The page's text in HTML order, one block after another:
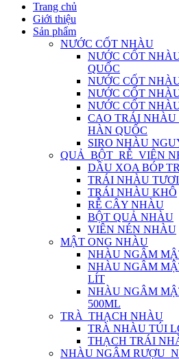
Trang chủ
Giới thiệu
Sản phẩm
NƯỚC CỐT NHÀU
NƯỚC CỐT
QUỐC
NƯỚC CỐT
NƯỚC CỐT
NƯỚC CỐT
CAO TRÁI
HÀN QUỐC
SIRO NHÀU
QUẢ_BỘT_RỄ_VIÊN
DẦU XOA BÓP
TRÁI NHÀU TƯƠI
TRÁI NHÀU KHÔ
RỄ CÂY NHÀU
BỘT QUẢ NHÀU
VIÊN NÉN NHÀU
MẬT ONG NHÀU
NHÀU NGÂM
NHÀU NGÂM
LÍT
NHÀU NGÂM
500ML
TRÀ_THẠCH NHÀU
TRÀ NHÀU TÚI
THẠCH TRÁI
NHÀU NGÂM